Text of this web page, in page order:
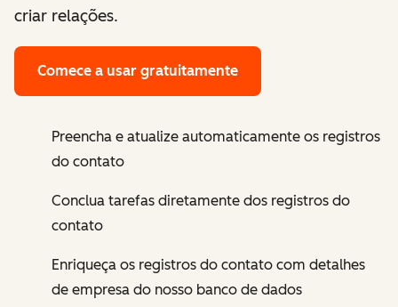
criar relações.
Comece a usar gratuitamente
Preencha e atualize automaticamente os registros
do contato
Conclua tarefas diretamente dos registros do
contato
Enriqueça os registros do contato com detalhes
de empresa do nosso banco de dados